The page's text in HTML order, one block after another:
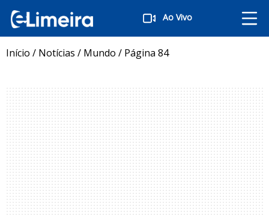
Ao Vivo
Início / Notícias / Mundo / Página 84